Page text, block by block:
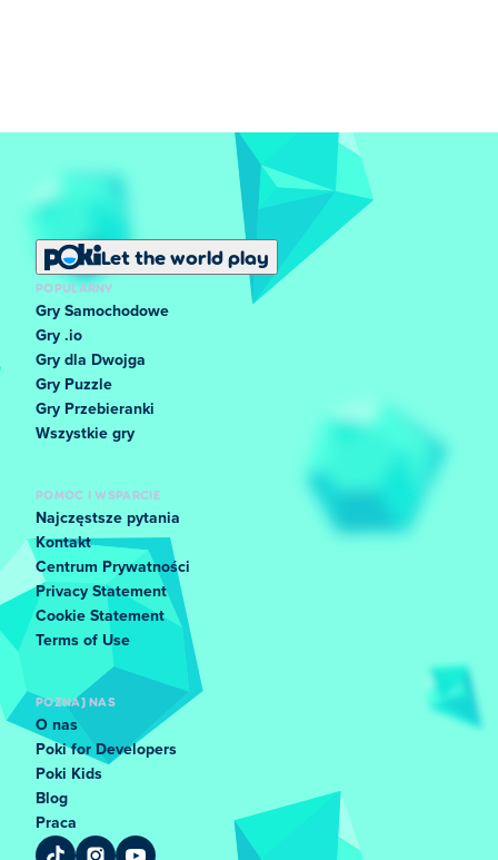
Let the world play
POPULARNY
Gry Samochodowe
Gry .io
Gry dla Dwojga
Gry Puzzle
Gry Przebieranki
Wszystkie gry
POMOC I WSPARCIE
Najczęstsze pytania
Kontakt
Centrum Prywatności
Privacy Statement
Cookie Statement
Terms of Use
POZNAJ NAS
O nas
Poki for Developers
Poki Kids
Blog
Praca